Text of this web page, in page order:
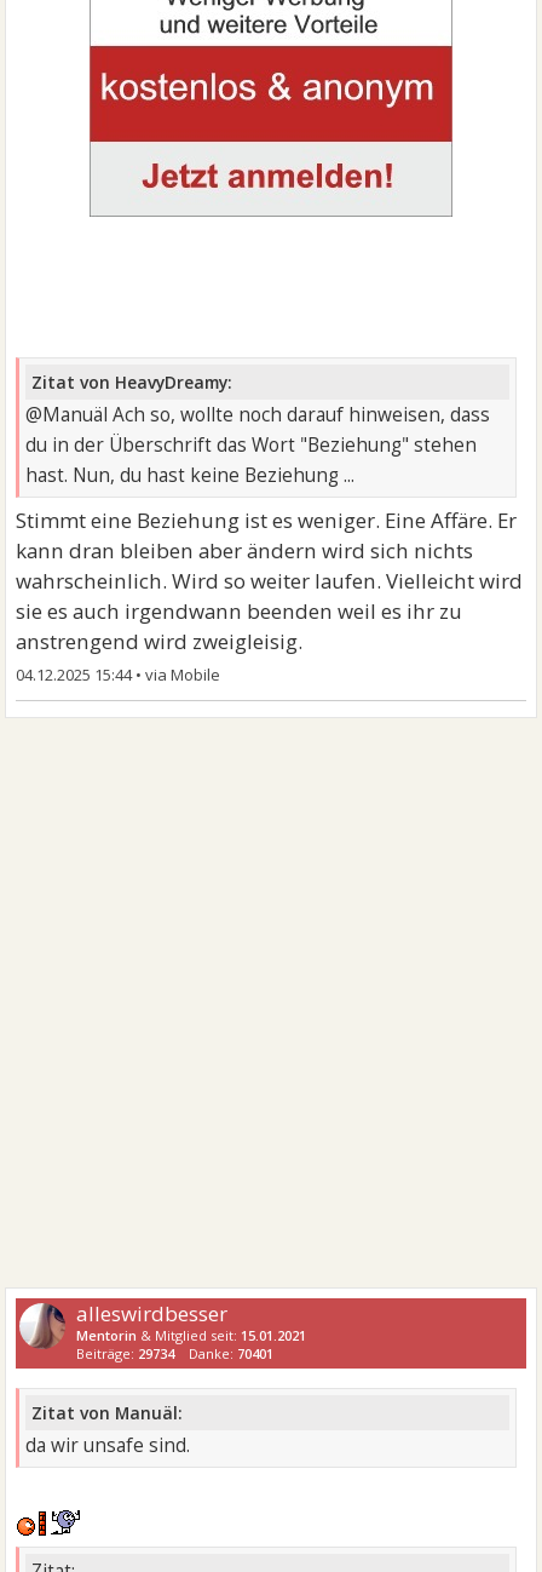
Zitat von HeavyDreamy:
@Manuäl Ach so, wollte noch darauf hinweisen, dass
du in der Überschrift das Wort "Beziehung" stehen
hast. Nun, du hast keine Beziehung ...
Stimmt eine Beziehung ist es weniger. Eine Affäre. Er
kann dran bleiben aber ändern wird sich nichts
wahrscheinlich. Wird so weiter laufen. Vielleicht wird
sie es auch irgendwann beenden weil es ihr zu
anstrengend wird zweigleisig.
04.12.2025 15:44•
alleswirdbesser
Mentorin & Mitglied seit: 15.01.2021
Beiträge: 29734 Danke: 70401
Zitat von Manuäl:
da wir unsafe sind.